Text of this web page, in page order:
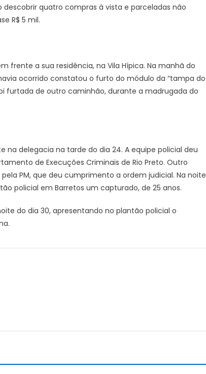
quatro compras à vista e parceladas não
R$ 5 mil.
frente a sua residência, na Vila Hípica. Na manhã do
ocorrido constatou o furto do módulo da “tampa do
furtada de outro caminhão, durante a madrugada do
delegacia na tarde do dia 24. A equipe policial deu
de Execuções Criminais de Rio Preto. Outro
PM, que deu cumprimento a ordem judicial. Na noite
policial em Barretos um capturado, de 25 anos.
do dia 30, apresentando no plantão policial o